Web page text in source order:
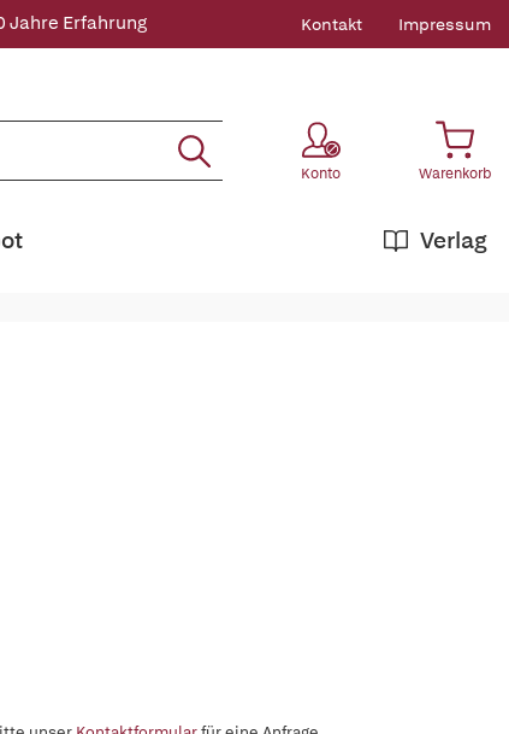
Jahre Erfahrung Kontakt Impressum
Konto Warenkorb
Verlag